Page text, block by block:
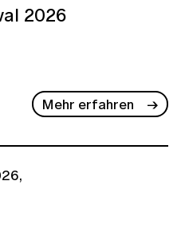
2026
Mehr erfahren